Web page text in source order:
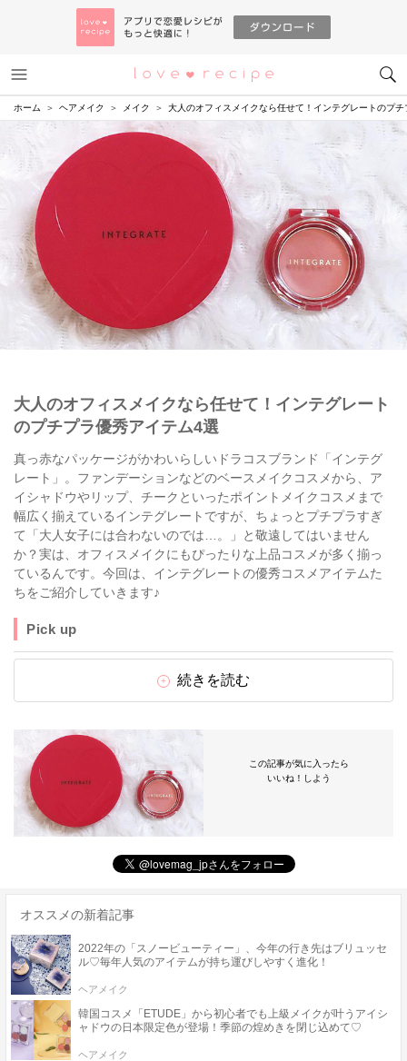
恋愛レシピ
ホーム ヘアメイク メイク 大人のオフィスメイクなら任せて！インテグレートのプ
大人のオフィスメイクなら任せて！インテグレート
のプチプラ優秀アイテム4選
真っ赤なパッケージがかわいらしいドラコスブランド「インテグ
レート」。ファンデーションなどのベースメイクコスメから、ア
イシャドウやリップ、チークといったポイントメイクコスメまで
幅広く揃えているインテグレートですが、ちょっとプチプラすぎ
て「大人女子には合わないのでは…。」と敬遠してはいません
か？実は、オフィスメイクにもぴったりな上品コスメが多く揃っ
ているんです。今回は、インテグレートの優秀コスメアイテムた
ちをご紹介していきます♪
Pick up
続きを読む
この記事が気に入ったら
いいね！しよう
オススメの新着記事
2022年の「スノービューティー」、今年の行き先はブリュッセ
ル♡毎年人気のアイテムが持ち運びしやすく進化！
ヘアメイク
韓国コスメ「ETUDE」から初心者でも上級メイクが叶うアイシ
ャドウの日本限定色が登場！季節の煌めきを閉じ込めて♡
ヘアメイク